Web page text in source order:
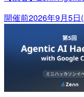
開催前2026年9月5日